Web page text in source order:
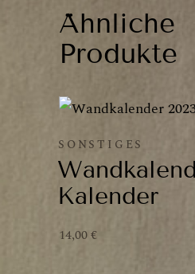
Ähnliche
Produkte
SONSTIGES
Kalender
14,00€